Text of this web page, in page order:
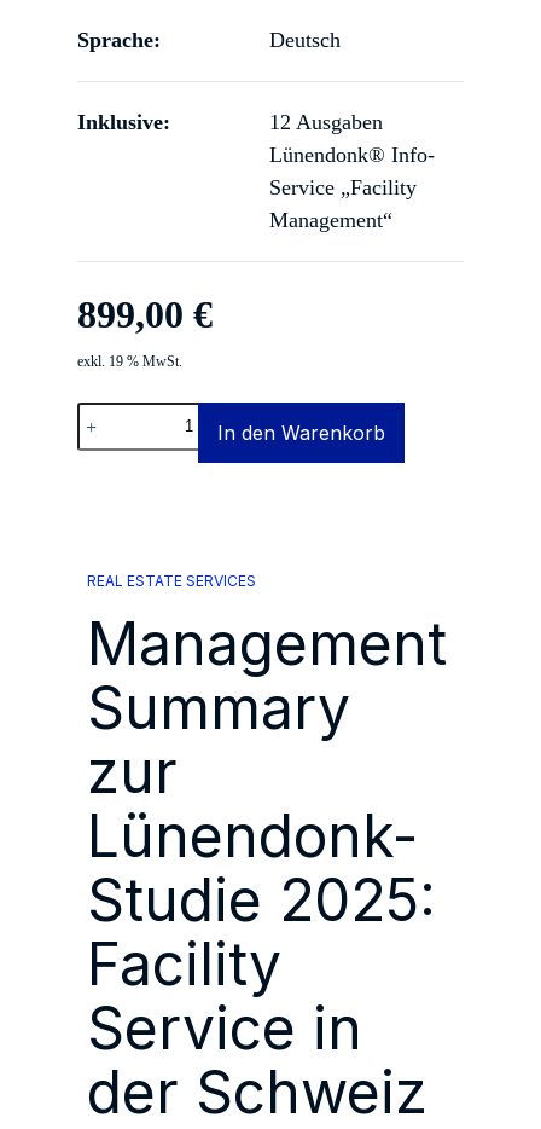
Sprache: Deutsch
Inklusive:
12 Ausgaben
Lünendonk® Info-
Service „Facility
Management“
899,00 €
exkl. 19 % MwSt.
Management
Summary
zur
in
Menge
In den Warenkorb
REAL ESTATE SERVICES
Management
Summary
zur
Lünendonk-
Studie 2025:
Facility
Service in
der Schweiz